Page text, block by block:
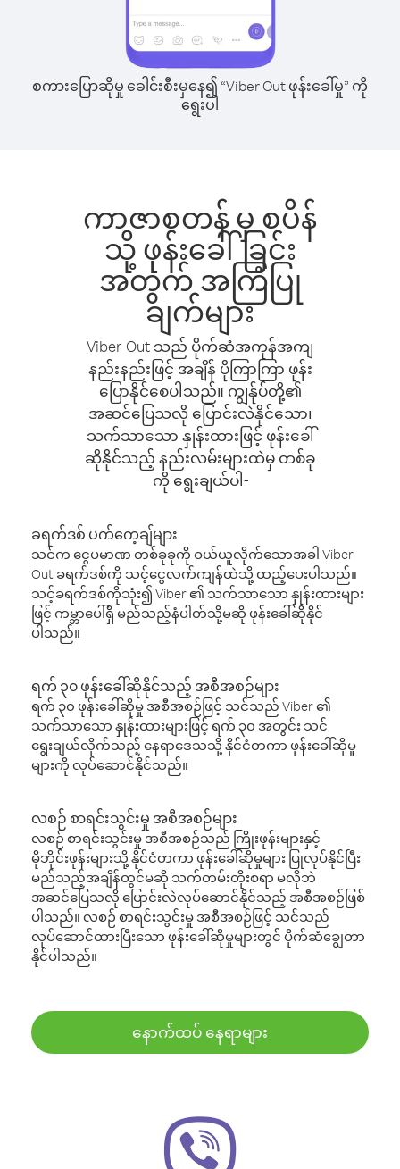
စကားပြောဆိုမှု ခေါင်းစီးမှနေ၍ “Viber Out ဖုန်းခေါ်မှု” ကို
ရွေးပါ
ကာဇာစတန် မှ စပိန်
သို့ ဖုန်းခေါ်ခြင်း
အတွက် အကြံပြု
ချက်များ
Viber Out သည် ပိုက်ဆံအကုန်အကျ
နည်းနည်းဖြင့် အချိန် ပိုကြာကြာ ဖုန်း
ပြောနိုင်စေပါသည်။ ကျွန်ုပ်တို့၏
အဆင်ပြေသလို ပြောင်းလဲနိုင်သော၊
သက်သာသော နှုန်းထားဖြင့် ဖုန်းခေါ်
ဆိုနိုင်သည့် နည်းလမ်းများထဲမှ တစ်ခု
ကို ရွေးချယ်ပါ-
ခရက်ဒစ် ပက်ကေ့ချ်များ
သင်က ငွေပမာဏ တစ်ခုခုကို ဝယ်ယူလိုက်သောအခါ Viber
Out ခရက်ဒစ်ကို သင့်ငွေလက်ကျန်ထဲသို့ ထည့်ပေးပါသည်။
သင့်ခရက်ဒစ်ကိုသုံး၍ Viber ၏ သက်သာသော နှုန်းထားများ
ဖြင့် ကမ္ဘာပေါ်ရှိ မည်သည့်နံပါတ်သို့မဆို ဖုန်းခေါ်ဆိုနိုင်
ပါသည်။
ရက် ၃၀ ဖုန်းခေါ်ဆိုနိုင်သည့် အစီအစဉ်များ
ရက် ၃၀ ဖုန်းခေါ်ဆိုမှု အစီအစဉ်ဖြင့် သင်သည် Viber ၏
သက်သာသော နှုန်းထားများဖြင့် ရက် ၃၀ အတွင်း သင်
ရွေးချယ်လိုက်သည့် နေရာဒေသသို့ နိုင်ငံတကာ ဖုန်းခေါ်ဆိုမှု
များကို လုပ်ဆောင်နိုင်သည်။
လစဉ် စာရင်းသွင်းမှု အစီအစဉ်များ
လစဉ် စာရင်းသွင်းမှု အစီအစဉ်သည် ကြိုးဖုန်းများနှင့်
မိုဘိုင်းဖုန်းများသို့ နိုင်ငံတကာ ဖုန်းခေါ်ဆိုမှုများ ပြုလုပ်နိုင်ပြီး
မည်သည့်အချိန်တွင်မဆို သက်တမ်းတိုးစရာ မလိုဘဲ
အဆင်ပြေသလို ပြောင်းလဲလုပ်ဆောင်နိုင်သည့် အစီအစဉ်ဖြစ်
ပါသည်။ လစဉ် စာရင်းသွင်းမှု အစီအစဉ်ဖြင့် သင်သည်
လုပ်ဆောင်ထားပြီးသော ဖုန်းခေါ်ဆိုမှုများတွင် ပိုက်ဆံချွေတာ
နိုင်ပါသည်။
နောက်ထပ် နေရာများ